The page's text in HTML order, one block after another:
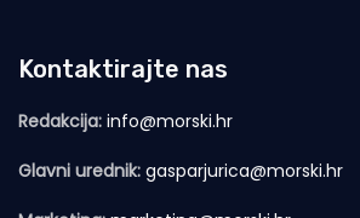
Kontaktirajte nas
Redakcija: info@morski.hr
Glavni urednik: gasparjurica@morski.hr